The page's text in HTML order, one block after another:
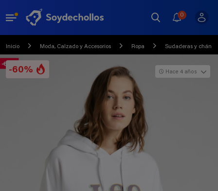
0
Inicio Moda, Calzado y Accesorios Ropa Sudaderas y
-60% Hace 4 años